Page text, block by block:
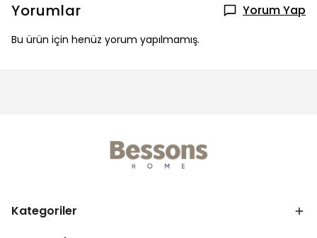
Yorumlar Yorum Yap
Bu ürün için henüz yorum yapılmamış.
Kategoriler